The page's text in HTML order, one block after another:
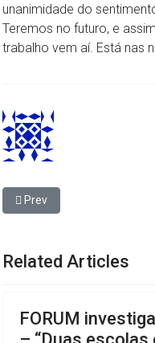
unanimidade do
Teremos no futuro, e
trabalho vem aí. Está nas
Previous article:
Prev
Related Articles
FORUM